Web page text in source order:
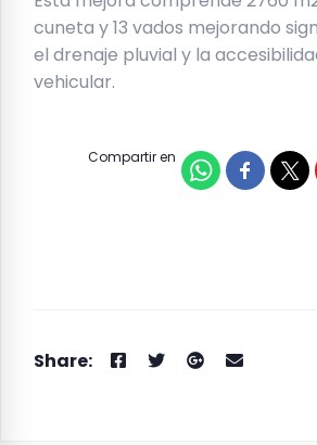
cuneta y 13 vados mejorando
el drenaje pluvial y la
vehicular.
Compartir en